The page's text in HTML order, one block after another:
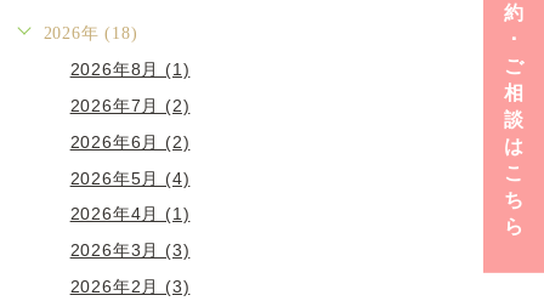
約
･
ご
相
談
は
こ
ち
ら
2026年 (18)
2026年8月 (1)
2026年7月 (2)
2026年6月 (2)
2026年5月 (4)
2026年4月 (1)
2026年3月 (3)
2026年2月 (3)